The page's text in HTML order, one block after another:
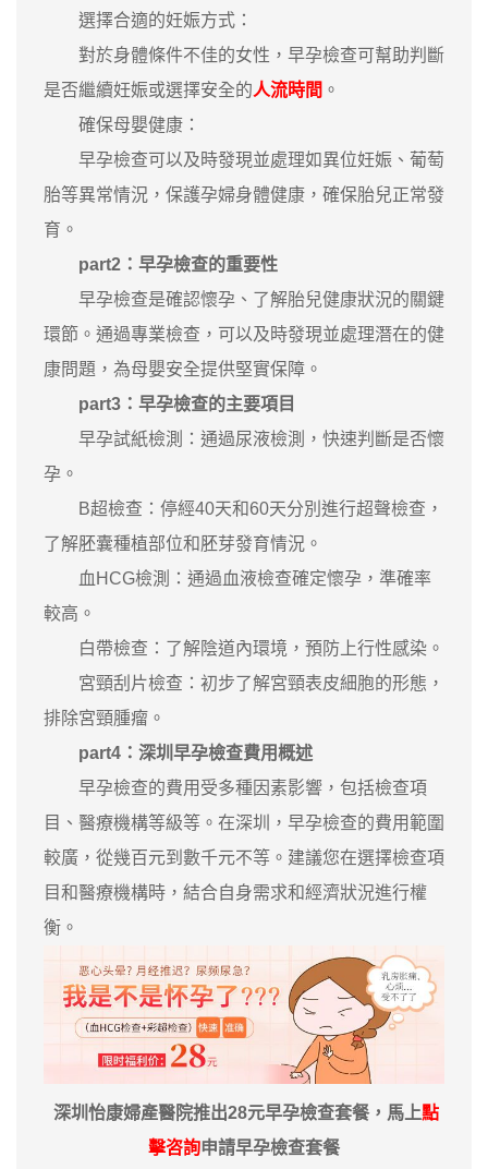
選擇合適的妊娠方式：
對於身體條件不佳的女性，早孕檢查可幫助判斷
是否繼續妊娠或選擇安全的人流時間 。
確保母嬰健康：
早孕檢查可以及時發現並處理如異位妊娠、葡萄
胎等異常情況，保護孕婦身體健康，確保胎兒正常發
育。
part2：早孕檢查的重要性
早孕檢查是確認懷孕、了解胎兒健康狀況的關鍵
環節。通過專業檢查，可以及時發現並處理潛在的健
康問題，為母嬰安全提供堅實保障。
part3：早孕檢查的主要項目
早孕試紙檢測：通過尿液檢測，快速判斷是否懷
孕。
B超檢查：停經40天和60天分別進行超聲檢查，
了解胚囊種植部位和胚芽發育情況。
血HCG檢測：通過血液檢查確定懷孕，準確率
較高。
白帶檢查：了解陰道內環境，預防上行性感染。
宮頸刮片檢查：初步了解宮頸表皮細胞的形態，
排除宮頸腫瘤。
part4：深圳早孕檢查費用概述
早孕檢查的費用受多種因素影響，包括檢查項
目、醫療機構等級等。在深圳，早孕檢查的費用範圍
較廣，從幾百元到數千元不等。建議您在選擇檢查項
目和醫療機構時，結合自身需求和經濟狀況進行權
衡。
深圳怡康婦產醫院推出28元早孕檢查套餐，馬上點
擊咨詢申請早孕檢查套餐